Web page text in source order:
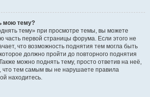
мою тему?
тему» при просмотре темы, вы можете
часть первой страницы форума. Если этого не
что возможность поднятия тем могла быть
должно пройти до повторного поднятия
можно поднять тему, просто ответив на неё,
что тем самым вы не нарушаете правила
находитесь.